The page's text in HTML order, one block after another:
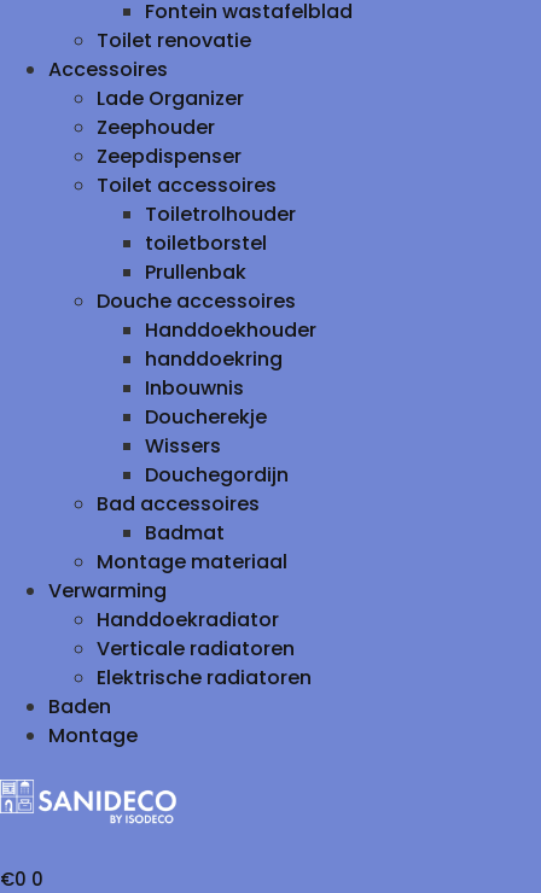
Fontein wastafelblad
Toilet renovatie
Accessoires
Lade Organizer
Zeephouder
Zeepdispenser
Toilet accessoires
Toiletrolhouder
toiletborstel
Prullenbak
Douche accessoires
Handdoekhouder
handdoekring
Inbouwnis
Doucherekje
Wissers
Douchegordijn
Bad accessoires
Badmat
Montage materiaal
Verwarming
Handdoekradiator
Verticale radiatoren
Elektrische radiatoren
Baden
Montage
€0 0